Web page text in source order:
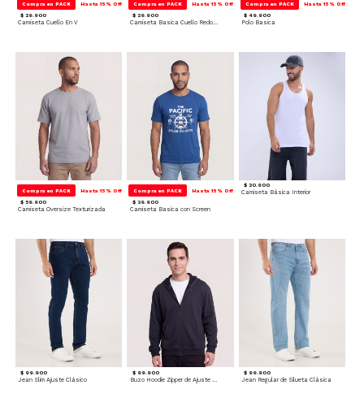
Compra en PACK Hasta 15% Off
$ 29.900
Camiseta Cuello En V
Compra en PACK Hasta 15% Off
$ 29.900
Camiseta Basica Cuello Redondo
Compra en PACK Hasta 15% Off
$ 49.900
Polo Basica
Compra en PACK Hasta 15% Off
$ 59.900
Camiseta Oversize Texturizada
Compra en PACK Hasta 15% Off
$ 39.900
Camiseta Basica con Screen
$ 20.900
Camiseta Básica Interior
$ 99.900
Jean Slim Ajuste Clásico
$ 99.900
Buzo Hoodie Zipper de Ajuste Cómodo
$ 99.900
Jean Regular de Silueta Clásica